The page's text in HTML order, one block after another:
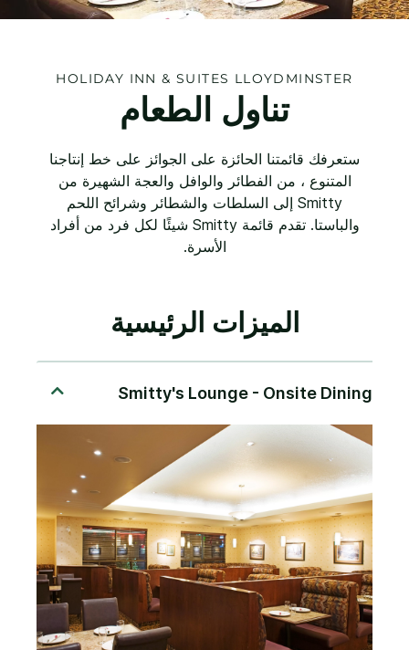
HOLIDAY INN & SUITES LLOYDMINSTER
تناول الطعام
ستعرفك قائمتنا الحائزة على الجوائز على خط إنتاجنا
المتنوع ، من الفطائر والوافل والعجة الشهيرة من
Smitty إلى السلطات والشطائر وشرائح اللحم
والباستا. تقدم قائمة Smitty شيئًا لكل فرد من أفراد
الأسرة.
الميزات الرئيسية